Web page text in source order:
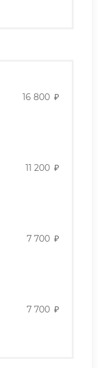
16 800 ₽
11 200 ₽
7 700 ₽
7 700 ₽